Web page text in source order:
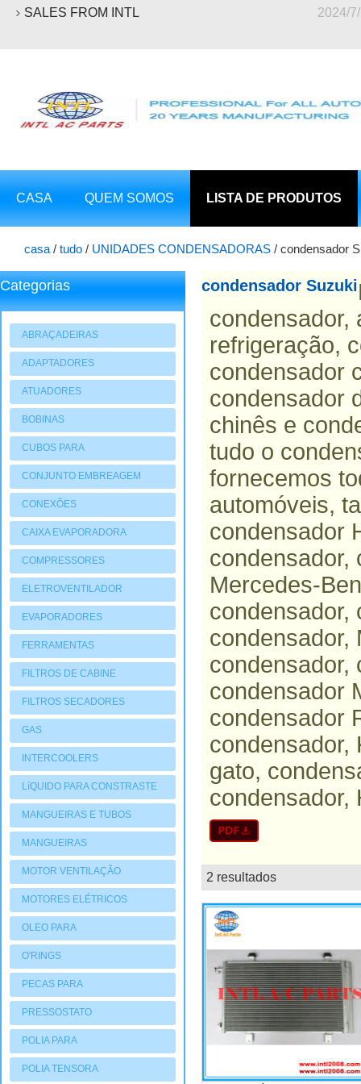
SALES FROM INTL 2024/
CASA QUEM SOMOS LISTA DE PRODUTOS
casa / tudo / UNIDADES CONDENSADORAS / condensador
Categorias
ABRAÇADEIRAS
ADAPTADORES
ATUADORES
PNEUMATIOCOS
BOBINAS
CUBOS PARA
COMPRESSORES
CONJUNTO EMBREAGEM
CONEXÕES
CAIXA EVAPORADORA
COMPRESSORES
ELETROVENTILADOR
EVAPORADORES
FERRAMENTAS
FILTROS DE CABINE
FILTROS SECADORES
GAS
INTERCOOLERS
LíQUIDO PARA CONSTRASTE
MANGUEIRAS E TUBOS
MANGUEIRAS
MOTOR VENTILAÇÃO
MOTORES ELÉTRICOS
OLEO PARA
COMPRESSORES
O'RINGS
PECAS PARA
COMPRESSORES
PRESSOSTATO
POLIA PARA
COMPRESSORES
POLIA TENSORA
condensador Suzuki
condensador,
refrigeração,
condensador
condensador
chinês e
tudo o
fornecemos
automóveis,
condensador
condensador,
Mercedes-
condensador,
condensador,
condensador,
condensador
condensador
condensador,
gato,
condensador,
2 resultados